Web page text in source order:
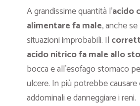
A grandissime quantità l’acido
alimentare fa male, anche
situazioni improbabili. Il
acido nitrico fa male allo
bocca e all’esofago stomaco
ulcere. In più potrebbe causare
addominali e danneggiare i reni.